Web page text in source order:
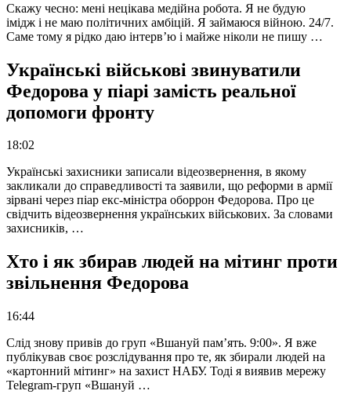
Скажу чесно: мені нецікава медійна робота. Я не будую
імідж і не маю політичних амбіцій. Я займаюся війною. 24/7.
Саме тому я рідко даю інтерв’ю і майже ніколи не пишу …
Українські військові звинуватили
Федорова у піарі замість реальної
допомоги фронту
18:02
Українські захисники записали відеозвернення, в якому
закликали до справедливості та заявили, що реформи в армії
зірвані через піар екс-міністра оборрон Федорова. Про це
свідчить відеозвернення українських військових. За словами
захисників, …
Хто і як збирав людей на мітинг проти
звільнення Федорова
16:44
Слід знову привів до груп «Вшануй пам’ять. 9:00». Я вже
публікував своє розслідування про те, як збирали людей на
«картонний мітинг» на захист НАБУ. Тоді я виявив мережу
Telegram-груп «Вшануй …